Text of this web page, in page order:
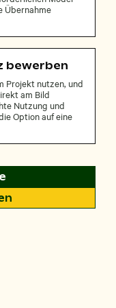
Übernahme
bewerben
Projekt nutzen, und
am Bild
Nutzung und
Option auf eine